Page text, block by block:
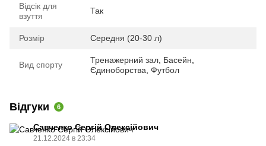
Відсік для
взуття
Так
Розмір Середня (20-30 л)
Вид спорту Тренажерний зал Басейн
Єдиноборства Футбол
Відгуки 6
Савченко Сергій Олексійович
21.12.2024 в 23:34